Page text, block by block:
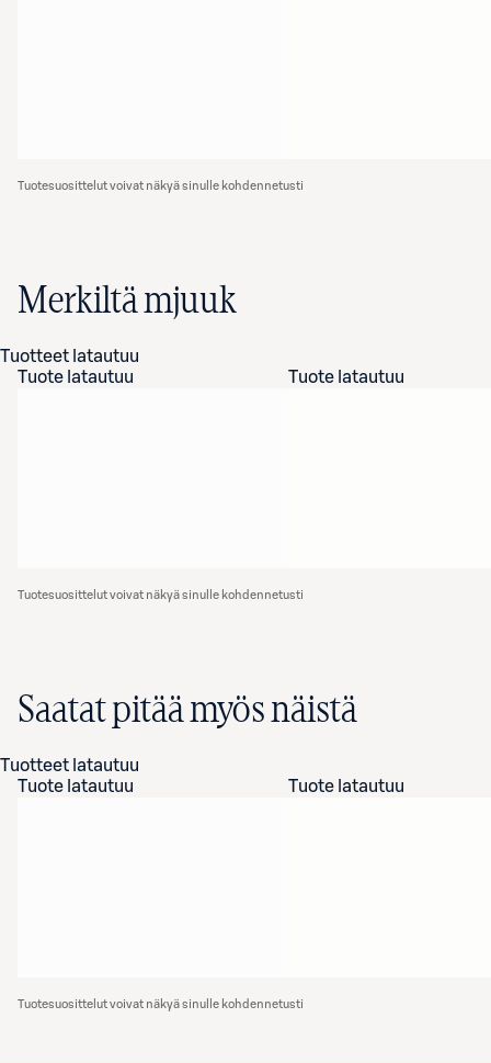
Tuotesuosittelut voivat näkyä sinulle kohdennetusti
Merkiltä mjuuk
Tuotteet latautuu
Tuote latautuu
Tuote latautuu
Tuotesuosittelut voivat näkyä sinulle kohdennetusti
Saatat pitää myös näistä
Tuotteet latautuu
Tuote latautuu
Tuote latautuu
Tuotesuosittelut voivat näkyä sinulle kohdennetusti